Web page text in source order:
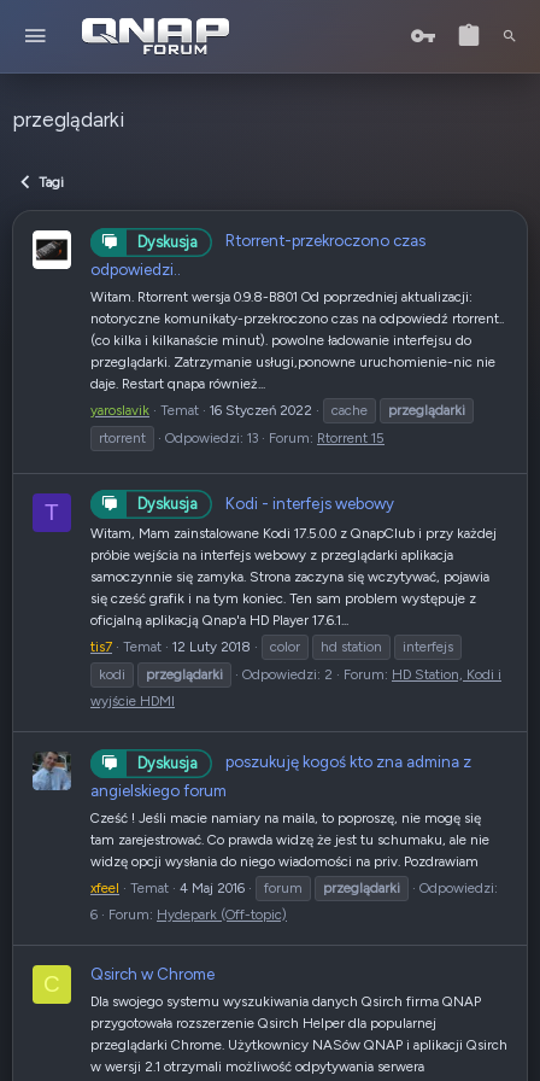
przeglądarki
Tagi
Dyskusja
Rtorrent-przekroczono czas
odpowiedzi..
Witam. Rtorrent wersja 0.9.8-B801 Od poprzedniej aktualizacji:
notoryczne komunikaty-przekroczono czas na odpowiedź rtorrent..
(co kilka i kilkanaście minut). powolne ładowanie interfejsu do
przeglądarki. Zatrzymanie usługi,ponowne uruchomienie-nic nie
daje. Restart qnapa również...
yaroslavik
Temat 16 Styczeń 2022 cache
przeglądarki
rtorrent
Odpowiedzi: 13 Forum: Rtorrent 15
T Dyskusja Kodi - interfejs webowy
Witam, Mam zainstalowane Kodi 17.5.0.0 z QnapClub i przy każdej
próbie wejścia na interfejs webowy z przeglądarki aplikacja
samoczynnie się zamyka. Strona zaczyna się wczytywać, pojawia
się cześć grafik i na tym koniec. Ten sam problem występuje z
oficjalną aplikacją Qnap'a HD Player 17.6.1...
tis7
Temat 12 Luty 2018 color hd station
interfejs
kodi
przeglądarki Odpowiedzi: 2 Forum: HD Station, Kodi i
wyjście HDMI
Dyskusja
poszukuję kogoś kto zna admina z
angielskiego forum
Cześć ! Jeśli macie namiary na maila, to poproszę, nie mogę się
tam zarejestrować. Co prawda widzę że jest tu schumaku, ale nie
widzę opcji wysłania do niego wiadomości na priv. Pozdrawiam
xfeel
Temat 4 Maj 2016 forum przeglądarki
Odpowiedzi:
6
Forum: Hydepark (Off-topic)
C Qsirch w Chrome
Dla swojego systemu wyszukiwania danych Qsirch firma QNAP
przygotowała rozszerzenie Qsirch Helper dla popularnej
przeglądarki Chrome. Użytkownicy NASów QNAP i aplikacji Qsirch
w wersji 2.1 otrzymali możliwość odpytywania serwera